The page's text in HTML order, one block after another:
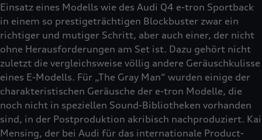
Einsatz eines Modells wie des Audi Q4 e-tron Sportback
in einem so prestigeträchtigen Blockbuster zwar ein
richtiger und mutiger Schritt, aber auch einer, der nicht
ohne Herausforderungen am Set ist. Dazu gehört nicht
zuletzt die vergleichsweise völlig andere Geräuschkulisse
eines E-Modells. Für „The Gray Man“ wurden einige der
charakteristischen Geräusche der e-tron Modelle, die
noch nicht in speziellen Sound-Bibliotheken vorhanden
sind, in der Postproduktion akribisch nachproduziert. Kai
Mensing, der bei Audi für das internationale Product-